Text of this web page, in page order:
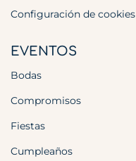
Configuración de cookies
EVENTOS
Bodas
Compromisos
Fiestas
Cumpleaños